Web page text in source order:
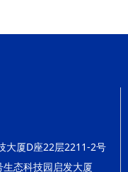
大厦D座22层2211-2号
态科技园启发大厦